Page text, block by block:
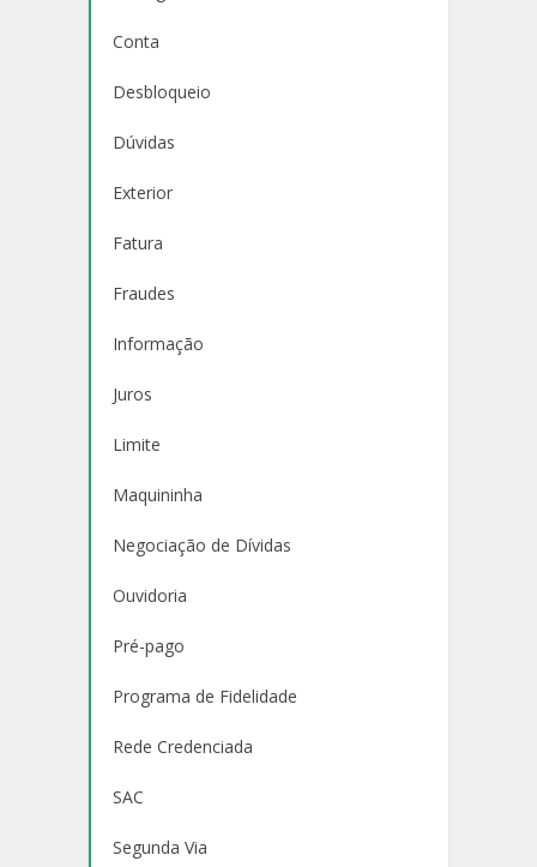
Conta
Desbloqueio
Dúvidas
Exterior
Fatura
Fraudes
Informação
Juros
Limite
Maquininha
Negociação de Dívidas
Ouvidoria
Pré-pago
Programa de Fidelidade
Rede Credenciada
SAC
Segunda Via